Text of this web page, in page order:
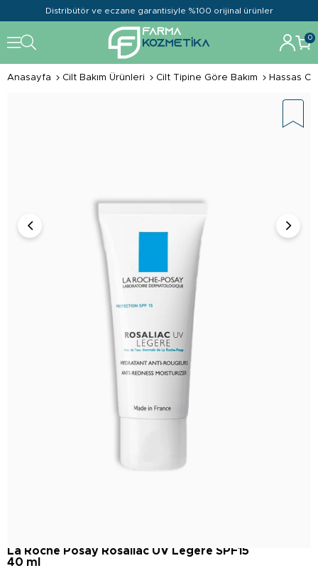
Distribütör ve eczane garantisiyle %100 orijinal ürünler
0
Anasayfa Cilt Bakım Ürünleri Cilt Tipine Göre Bakım Hassas Cilt
La Roche Posay Rosaliac UV Legere SPF15
40 ml